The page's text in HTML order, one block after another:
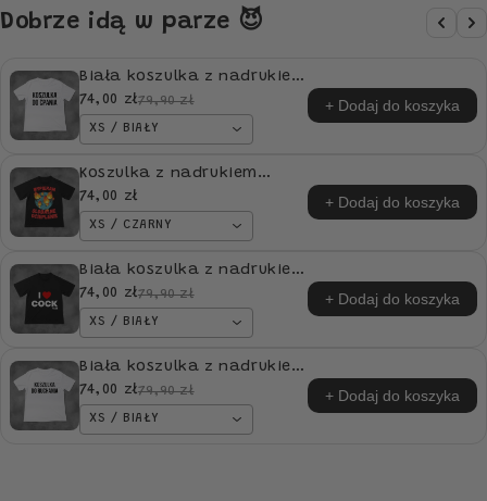
Dobrze idą w parze 😈
Biała koszulka z nadrukiem
Koszulka Do Ćpania idealna
na PREZENT
74,00 zł79,90 zł
XS / BIAŁY
+ Dodaj do koszyka
Koszulka z nadrukiem
Wspieram Globalne
Ocieplenie idealna na
PREZENT
74,00 zł
XS / CZARNY
+ Dodaj do koszyka
Biała koszulka z nadrukiem
I Love COCKtails idealna na
PREZENT
74,00 zł79,90 zł
XS / BIAŁY
+ Dodaj do koszyka
Biała koszulka z nadrukiem
Koszulka Do Ruchania
idealna na PREZENT
74,00 zł79,90 zł
XS / BIAŁY
+ Dodaj do koszyka